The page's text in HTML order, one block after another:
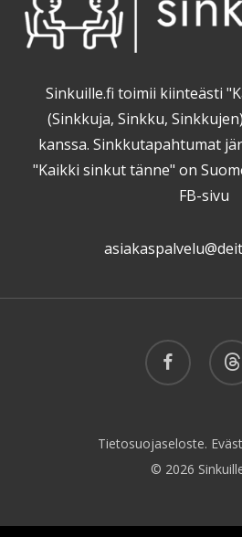
Sinkuille.fi toimii kiinteästi
(Sinkkuja, Sinkku,
kanssa. Sinkkutapahtumat
"Kaikki sinkut tänne" on
FB-sivu
facebook
Tietosuojaseloste.
© 2026